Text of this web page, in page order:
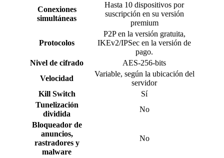
Conexiones
simultáneas
Hasta 10 dispositivos por
suscripción en su versión
premium
Protocolos
P2P en la versión gratuita,
IKEv2/IPSec en la versión de
pago.
Nivel de cifrado
AES-256-bits
Velocidad
Variable, según la ubicación del
servidor
Kill Switch
Sí
Tunelización
dividida
No
Bloqueador de
anuncios,
rastradores y
malware
No